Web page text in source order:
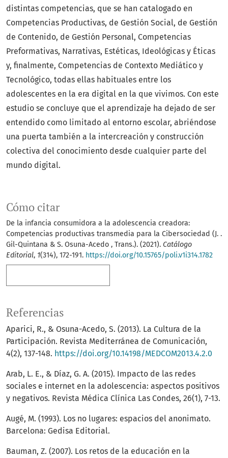
Cómo citar
De la infancia consumidora a la adolescencia creadora:
Competencias productivas transmedia para la Cibersociedad (J. .
Gil-Quintana & S. Osuna-Acedo , Trans.). (2021). Catálogo
Editorial, 1(314), 172-191. https://doi.org/10.15765/poli.v1i314.1782
distintas competencias, que se han catalogado en
Competencias Productivas, de Gestión Social, de Gestión
de Contenido, de Gestión Personal, Competencias
Preformativas, Narrativas, Estéticas, Ideológicas y Éticas
y, finalmente, Competencias de Contexto Mediático y
Tecnológico, todas ellas habituales entre los
adolescentes en la era digital en la que vivimos. Con este
estudio se concluye que el aprendizaje ha dejado de ser
entendido como limitado al entorno escolar, abriéndose
una puerta también a la intercreación y construcción
colectiva del conocimiento desde cualquier parte del
mundo digital.
Referencias
Aparici, R., & Osuna-Acedo, S. (2013). La Cultura de la
Participación. Revista Mediterránea de Comunicación,
4(2), 137-148. https://doi.org/10.14198/MEDCOM2013.4.2.0
Arab, L. E., & Díaz, G. A. (2015). Impacto de las redes
sociales e internet en la adolescencia: aspectos positivos
y negativos. Revista Médica Clínica Las Condes, 26(1), 7-13.
Augé, M. (1993). Los no lugares: espacios del anonimato.
Barcelona: Gedisa Editorial.
Bauman, Z. (2007). Los retos de la educación en la